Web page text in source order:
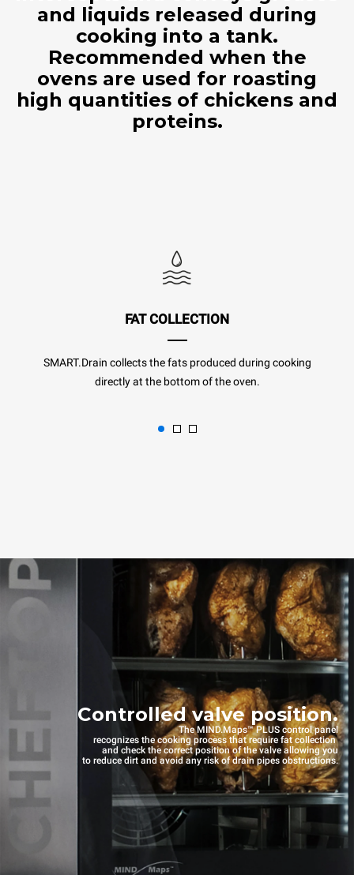
and liquids released during
cooking into a tank.
Recommended when the
ovens are used for roasting
high quantities of chickens and
proteins.
FAT COLLECTION
SMART.Drain collects the fats produced during cooking
directly at the bottom of the oven.
Controlled valve position.
The MIND.Maps™ PLUS control panel
recognizes the cooking process that require fat collection
and check the correct position of the valve allowing you
to reduce dirt and avoid any risk of drain pipes obstructions.